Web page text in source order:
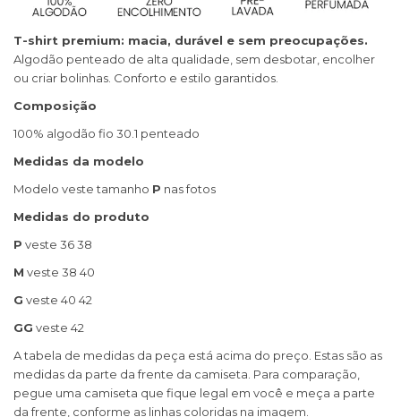
T-shirt premium: macia, durável e sem preocupações.
Algodão penteado de alta qualidade, sem desbotar, encolher
ou criar bolinhas. Conforto e estilo garantidos.
Composição
100% algodão fio 30.1 penteado
Medidas da modelo
Modelo veste tamanho P nas fotos
Medidas do produto
P veste 36 38
M veste 38 40
G veste 40 42
GG veste 42
A tabela de medidas da peça está acima do preço. Estas são as
medidas da parte da frente da camiseta. Para comparação,
pegue uma camiseta que fique legal em você e meça a parte
da frente, conforme as linhas coloridas na imagem.